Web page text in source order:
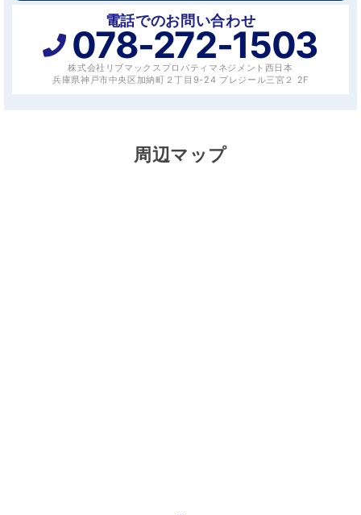
電話でのお問い合わせ
078-272-1503
株式会社リブマックスプロパティマネジメント西日本
兵庫県神戸市中央区加納町２丁目9-24 プレジール三宮２ 2F
周辺マップ